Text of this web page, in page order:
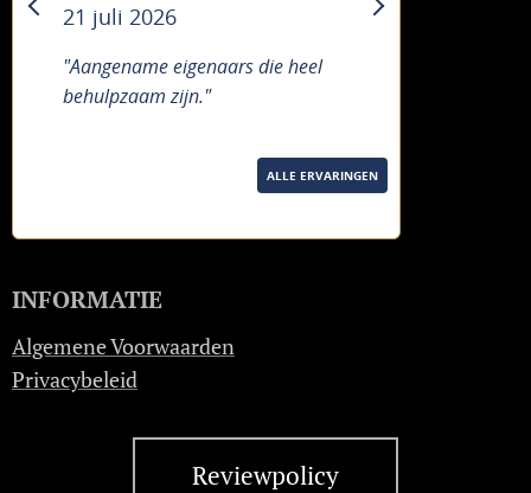
21 juli 2026
"Aangename eigenaars die heel
behulpzaam zijn."
previous next
ALLE ERVARINGEN
INFORMATIE
Algemene Voorwaarden
Privacybeleid
Reviewpolicy